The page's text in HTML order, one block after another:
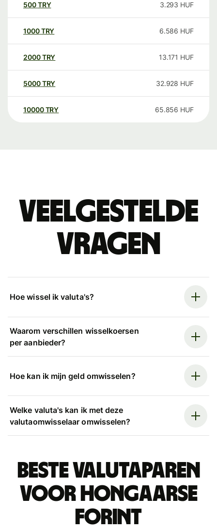
500TRY 3.293 HUF
1000TRY 6.586 HUF
2000TRY 13.171 HUF
5000TRY 32.928 HUF
10000 TRY 65.856 HUF
Veelgestelde
vragen
Hoe wissel ik valuta's?
Waarom verschillen wisselkoersen
per aanbieder?
Hoe kan ik mijn geld omwisselen?
Welke valuta's kan ik met deze
valutaomwisselaar omwisselen?
Beste valutaparen
voor Hongaarse
forint